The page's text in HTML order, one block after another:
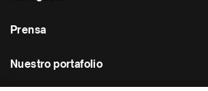
Prensa
Nuestro portafolio